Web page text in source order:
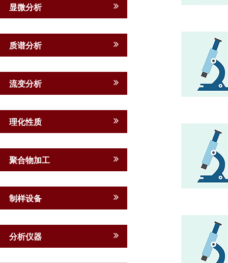
显微分析
质谱分析
流变分析
理化性质
聚合物加工
制样设备
分析仪器